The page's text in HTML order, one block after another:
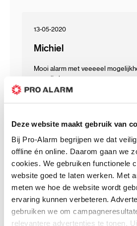
Deze website maakt gebruik van
Bij Pro-Alarm begrijpen we dat
offline én online. Daarom gaan we
cookies. We gebruiken functionele
website goed te laten werken. Met
meten we hoe de website wordt
ervaring kunnen verbeteren.
gebruiken we om
relevantere advertenties te tonen.
13-05-2020
Michiel
Mooi alarm met veeeeel
van mijn keuze
Prijs / Kwaliteit
27-10-2019
Steenbergen